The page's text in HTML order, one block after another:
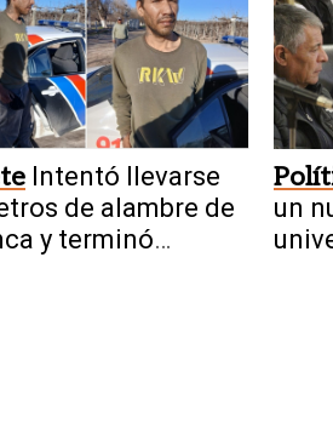
Intentó llevarse
de alambre de
y terminó
un